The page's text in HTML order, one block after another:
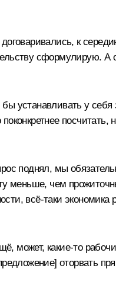
к
сформулирую. А
устанавливать у себя
посчитать,
поднял, мы
меньше, чем
всё-таки экономика
может, какие-то
оторвать